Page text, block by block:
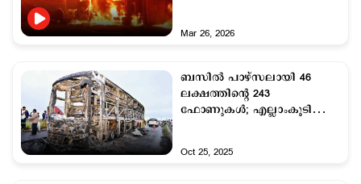
Mar 26, 2026
ബസില്‍ പാഴ്സലായി 46
ലക്ഷത്തിന്റെ 243
ഫോണുകൾ; എല്ലാംകൂടി
കൂടി
Oct 25, 2025